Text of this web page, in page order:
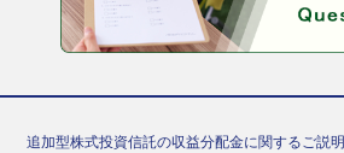
追加型株式投資信託の収益分配金に関するご説明